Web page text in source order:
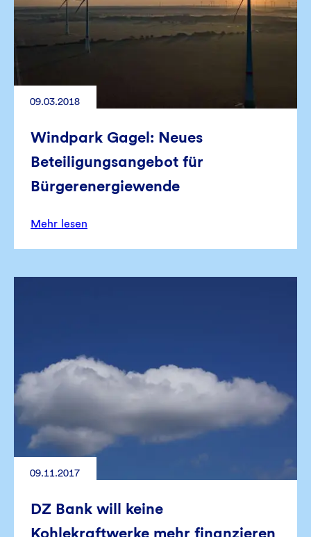
09.03.2018
Windpark Gagel: Neues
Beteiligungsangebot für
Bürgerenergiewende
Mehr lesen
09.11.2017
DZ Bank will keine
Kohlekraftwerke mehr finanzieren